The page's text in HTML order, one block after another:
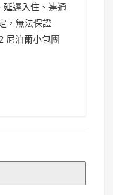
延遲入住、連通
，無法保證
尼泊爾小包團